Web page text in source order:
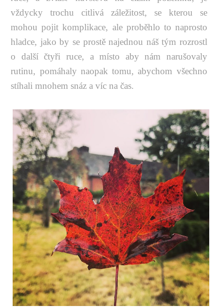
vždycky trochu citlivá záležitost, se kterou se
mohou pojit komplikace, ale proběhlo to naprosto
hladce, jako by se prostě najednou náš tým rozrostl
o další čtyři ruce, a místo aby nám narušovaly
rutinu, pomáhaly naopak tomu, abychom všechno
stíhali mnohem snáz a víc na čas.